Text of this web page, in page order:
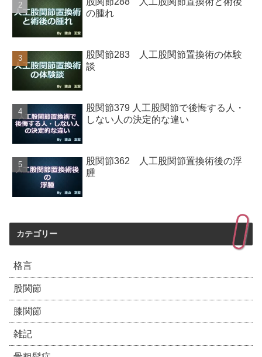
の腫れ
股関節283 人工股関節置換術の体験
談
股関節379 人工股関節で後悔する人・
しない人の決定的な違い
股関節362 人工股関節置換術後の浮
腫
カテゴリー
格言
股関節
膝関節
雑記